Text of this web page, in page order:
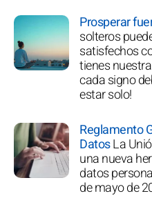
Prosperar
solteros
satisfechos
tienes
cada signo
estar solo!
Reglamento
DatosLa
una nueva
datos
de mayo de